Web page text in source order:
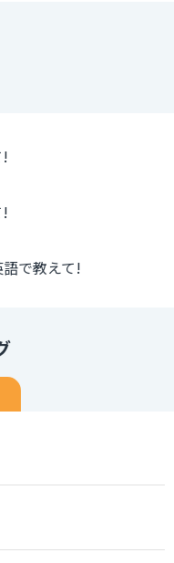
!
!
で教えて!